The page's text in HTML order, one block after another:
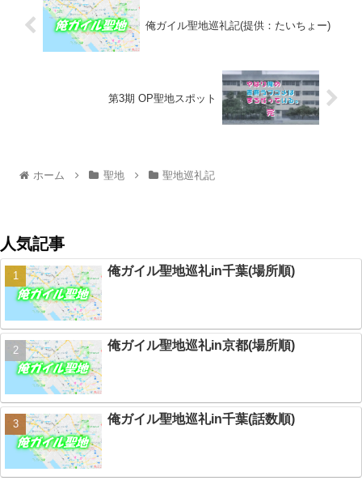
俺ガイル聖地巡礼記(提供：たいちょー)
第3期 OP聖地スポット
ホーム 聖地 聖地巡礼記
人気記事
俺ガイル聖地巡礼in千葉(場所順)
俺ガイル聖地巡礼in京都(場所順)
俺ガイル聖地巡礼in千葉(話数順)